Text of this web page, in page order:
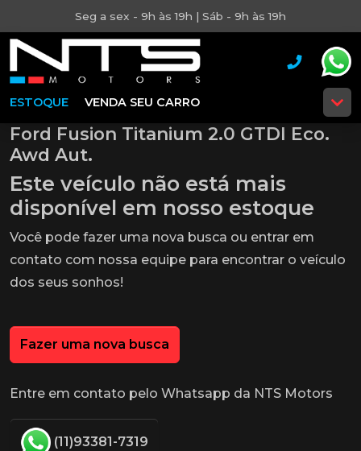
Seg a sex - 9h às 19h | Sáb - 9h às 19h
ESTOQUE VENDA SEU CARRO
Ford Fusion Titanium 2.0 GTDI Eco.
Awd Aut.
Este veículo não está mais
disponível em nosso estoque
Você pode fazer uma nova busca ou entrar em
contato com nossa equipe para encontrar o veículo
dos seus sonhos!
Fazer uma nova busca
Entre em contato pelo Whatsapp da NTS Motors
(11)93381-7319